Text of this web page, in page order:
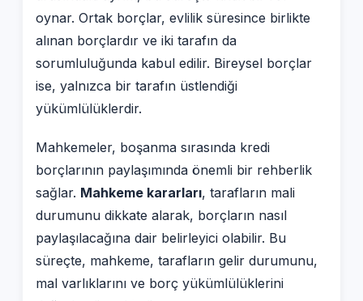
oynar. Ortak borçlar, evlilik süresince birlikte
alınan borçlardır ve iki tarafın da
sorumluluğunda kabul edilir. Bireysel borçlar
ise, yalnızca bir tarafın üstlendiği
yükümlülüklerdir.
Mahkemeler, boşanma sırasında kredi
borçlarının paylaşımında önemli bir rehberlik
sağlar. Mahkeme kararları, tarafların mali
durumunu dikkate alarak, borçların nasıl
paylaşılacağına dair belirleyici olabilir. Bu
süreçte, mahkeme, tarafların gelir durumunu,
mal varlıklarını ve borç yükümlülüklerini